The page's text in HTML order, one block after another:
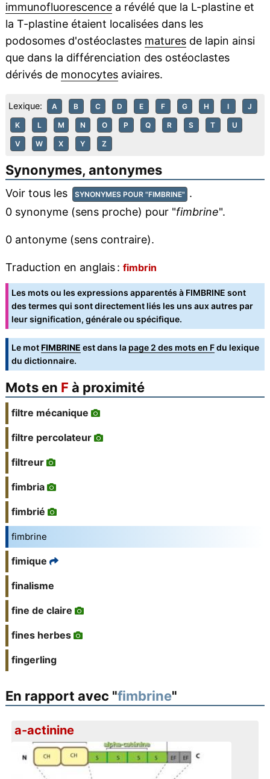
immunofluorescencea révélé que la L-plastine et
la T-plastine étaient localisées dans les
podosomes d'ostéoclastes maturesde lapin ainsi
que dans la différenciation des ostéoclastes
dérivés de monocytesaviaires.
Lexique: A B C D E F G H I J
K L M N O P Q R S T U
V W X Y Z
Synonymes, antonymes
Voir tous les SYNONYMES POUR "FIMBRINE" .
0 synonyme (sens proche) pour "fimbrine".
0 antonyme (sens contraire).
Traduction en anglais : fimbrin
Les mots ou les expressions apparentés à FIMBRINE sont
des termes qui sont directement liés les uns aux autres par
leur signification, générale ou spécifique.
Le motFIMBRINE est dans la page 2 des mots en Fdu lexique
du dictionnaire.
Mots en F à proximité
filtre mécanique
filtre percolateur
filtreur
fimbria
fimbrié
fimbrine
fimique
finalisme
fine de claire
fines herbes
fingerling
En rapport avec "fimbrine"
a-actinine